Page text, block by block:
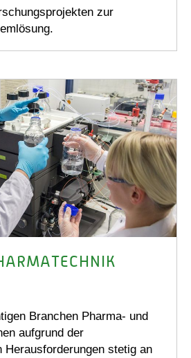
zur
Branchen Pharma- und
aufgrund der
Herausforderungen stetig an